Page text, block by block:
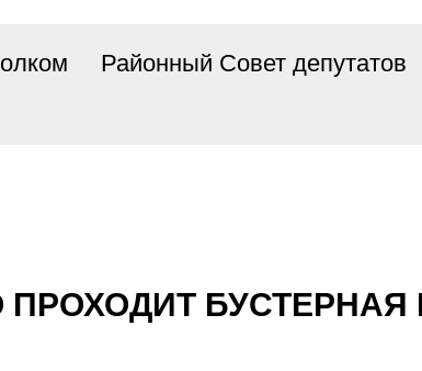
Районный Совет депутатов
БУСТЕРНАЯ